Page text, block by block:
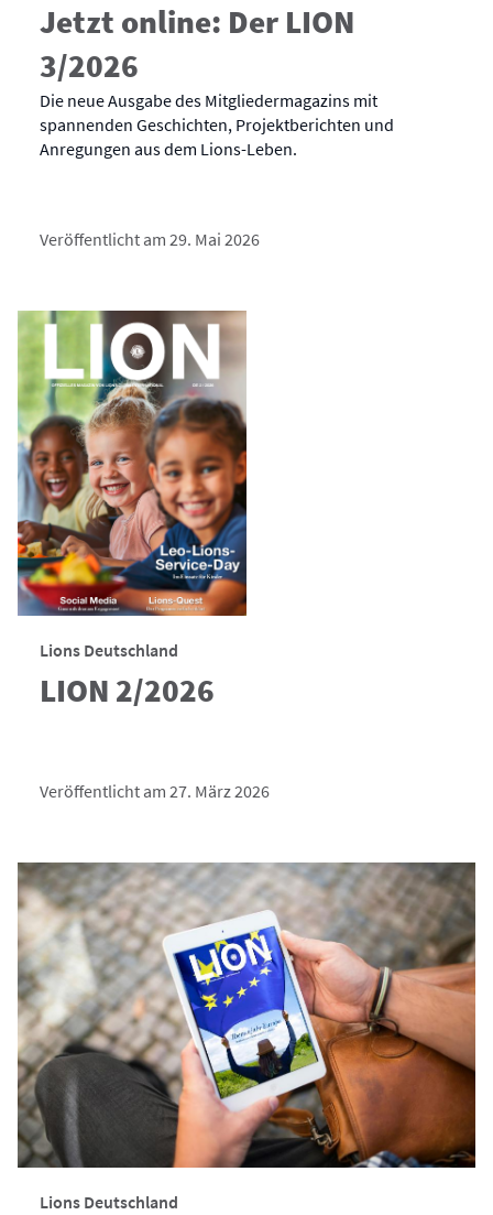
Jetzt online: Der LION
3/2026
Die neue Ausgabe des Mitgliedermagazins mit
spannenden Geschichten, Projektberichten und
Anregungen aus dem Lions-Leben.
Veröffentlicht am 29. Mai 2026
Lions Deutschland
LION 2/2026
Veröffentlicht am 27. März 2026
Lions Deutschland